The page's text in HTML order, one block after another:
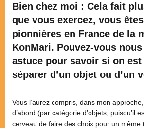
Bien chez moi : Cela fait
que vous exercez, vous êtes
pionnières en France de la
KonMari. Pouvez-vous
astuce pour savoir si on est
séparer d’un objet ou d’un
Vous l’aurez compris, dans mon
d’abord (par catégorie d’objets, puisqu’il
cerveau de faire des choix pour un même